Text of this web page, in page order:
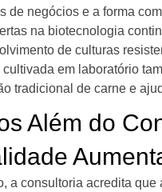
de negócios e a forma
na biotecnologia
de culturas
cultivada em laboratório
tradicional de carne e
Além do
a consultoria acredita